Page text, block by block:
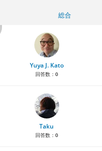
総合
Yuya J. Kato
回答数： 0
Taku
回答数： 0